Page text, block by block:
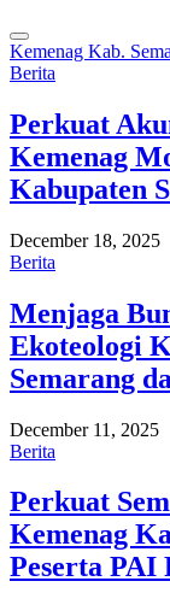
Kemenag Kab.
Berita
Perkuat
Kemenag
Kabupaten
December 18, 2025
Berita
Menjaga
Ekoteologi
Semarang
December 11, 2025
Berita
Perkuat
Kemenag
Peserta PAI